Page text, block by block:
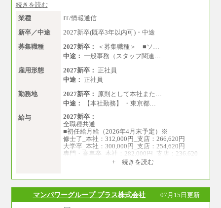
続きを読む
業種
IT/情報通信
新卒／中途
2027新卒(既卒3年以内可)・中途
募集職種
2027新卒：
＜募集職種＞ ■ソ…
中途： 一般事務（スタッフ関連…
雇用形態
2027新卒： 正社員
中途： 正社員
勤務地
2027新卒：
原則として本社また…
中途：
【本社勤務】 ・東京都…
給与
2027新卒：
全職種共通
■初任給月給（2026年4月末予定）※
修士了_本社：312,000円_支店：266,620円
大学卒_本社：300,000円_支店：254,620円
専門・高専卒_本社：282,000円_支店：236,620
月給（本社）：213,030円＋諸手当
月給（支店）：164,920円～189,700円＋諸手当
+ 続きを読む
マンパワーグループ プラス株式会社 07月15日更新